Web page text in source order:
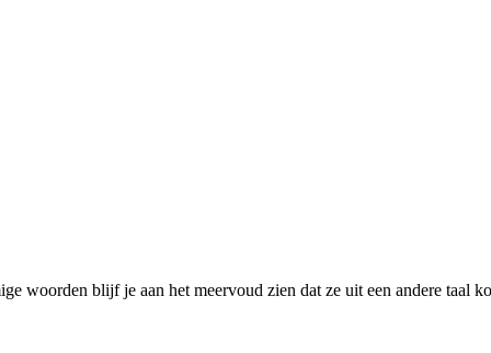
woorden blijf je aan het meervoud zien dat ze uit een andere taal